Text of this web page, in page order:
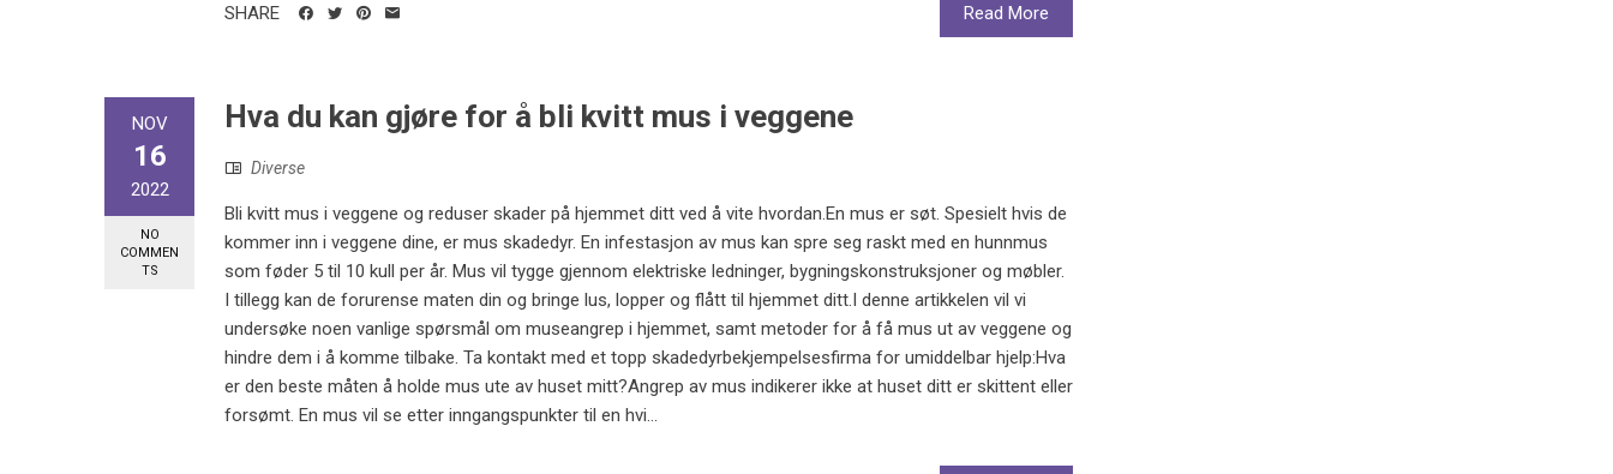
Read More
SHARE
NOV
16
2022
NO
COMMEN
TS
Hva du kan gjøre for å bli kvitt mus i veggene
Diverse
Bli kvitt mus i veggene og reduser skader på hjemmet ditt ved å vite hvordan.En mus er søt. Spesielt hvis de
kommer inn i veggene dine, er mus skadedyr. En infestasjon av mus kan spre seg raskt med en hunnmus
som føder 5 til 10 kull per år. Mus vil tygge gjennom elektriske ledninger, bygningskonstruksjoner og møbler.
I tillegg kan de forurense maten din og bringe lus, lopper og flått til hjemmet ditt.I denne artikkelen vil vi
undersøke noen vanlige spørsmål om museangrep i hjemmet, samt metoder for å få mus ut av veggene og
hindre dem i å komme tilbake. Ta kontakt med et topp skadedyrbekjempelsesfirma for umiddelbar hjelp:Hva
er den beste måten å holde mus ute av huset mitt?Angrep av mus indikerer ikke at huset ditt er skittent eller
forsømt. En mus vil se etter inngangspunkter til en hvi...